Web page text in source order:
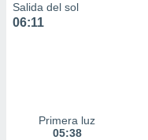
Salida del sol
06:11
Primera luz
05:38